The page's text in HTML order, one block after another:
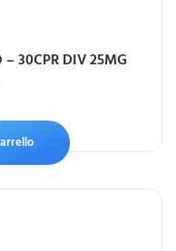
– 30CPR DIV 25MG